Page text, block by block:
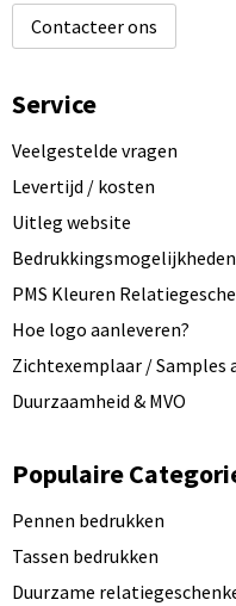
Contacteer ons
Service
Veelgestelde vragen
Levertijd / kosten
Uitleg website
Bedrukkingsmogelijkheden
PMS Kleuren
Hoe logo aanleveren?
Zichtexemplaar / Samples
Duurzaamheid & MVO
Populaire
Pennen bedrukken
Tassen bedrukken
Duurzame